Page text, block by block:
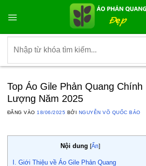
qua
dung
kiếm:
Top Áo Gile Phản Quang Chính
Lượng Năm 2025
ĐĂNG VÀO 18/06/2025 BỞI NGUYỄN VÕ QUỐC BẢO
Nội dung [Ẩn]
I. Giới Thiệu về Áo Gile Phản Quang